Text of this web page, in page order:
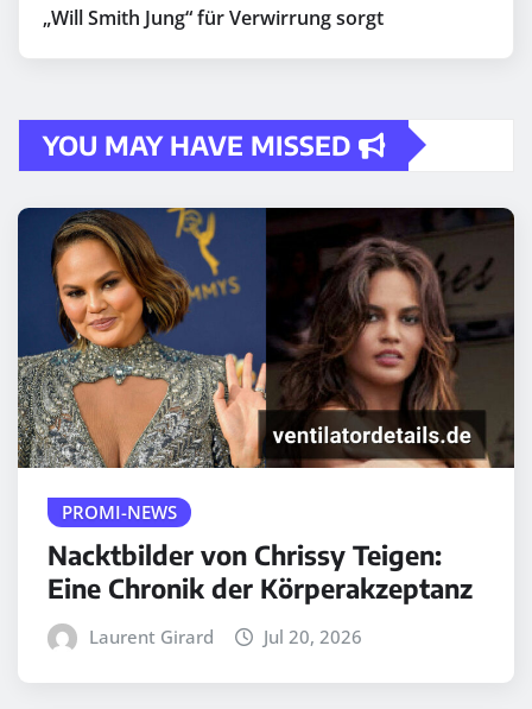
„Will Smith Jung“ für Verwirrung sorgt
YOU MAY HAVE MISSED
PROMI-NEWS
Nacktbilder von Chrissy Teigen:
Eine Chronik der Körperakzeptanz
Laurent Girard Jul 20, 2026